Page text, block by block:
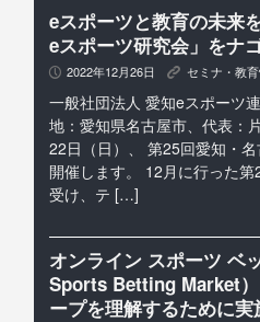
eスポーツと教育の未来
eスポーツ研究会」をナ
P 2022年12月26日 K セミナ・教
一般社団法人 愛知eスポーツ
地：愛知県名古屋市、代表：
22日（日）、 第25回愛知・
開催します。 12月に行った
受け、テ […]
オンライン スポーツ ベ
Sports Betting Market）
ープを理解するために